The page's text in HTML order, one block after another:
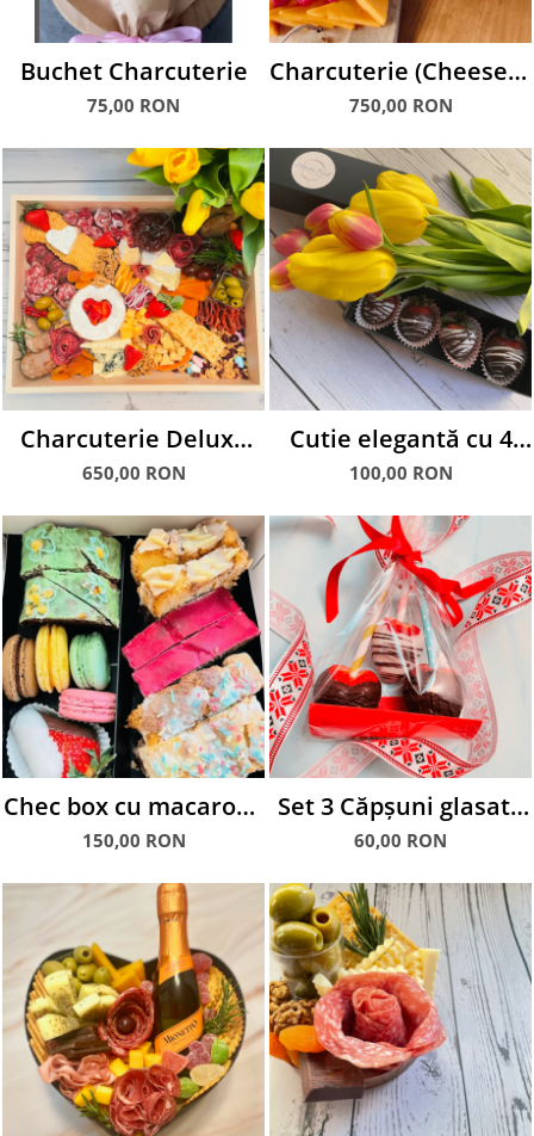
Buchet Charcuterie
75,00 RON
Charcuterie (Cheese &
Meat) Bar Evenimente
750,00 RON
Charcuterie Deluxe
Box
650,00 RON
Cutie elegantă cu 4
căpșuni glasate în
neagră
100,00 RON
Chec box cu macarons
și căpșuni glasate în
150,00 RON
Set 3 Căpșuni glasate
în ciocolată
60,00 RON